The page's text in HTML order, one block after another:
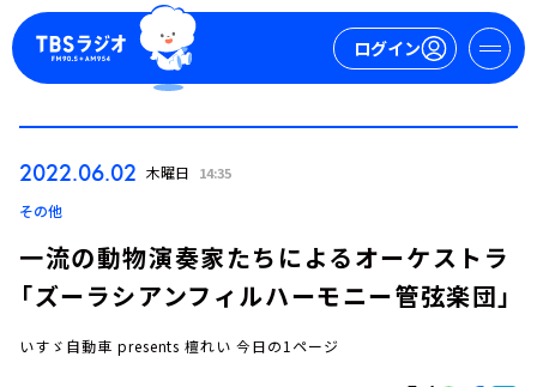
ログイン
2022.06.02 木曜日 14:35
その他
一流の動物演奏家たちによるオーケストラ
「ズーラシアンフィルハーモニー管弦楽団」
いすゞ自動車 presents 檀れい 今日の1ページ